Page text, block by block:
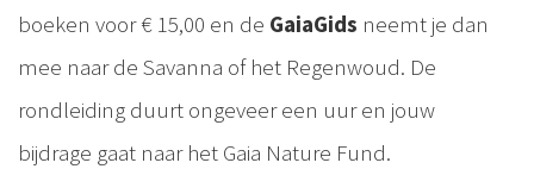
boeken voor € 15,00 en de GaiaGids neemt je dan
mee naar de Savanna of het Regenwoud. De
rondleiding duurt ongeveer een uur en jouw
bijdrage gaat naar het Gaia Nature Fund.